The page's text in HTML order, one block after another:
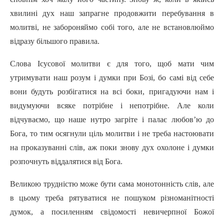
хвилині дух наш запрагне продовжити перебування в
молитві, не забороняймо собі того, але не встановлюймо
відразу більшого правила.
Слова Ісусової молитви є для того, щоб мати чим
утримувати наш розум i думки при Бозі, бо самі від себе
вони будуть розбігатися на всі боки, пригадуючи нам i
видумуючи всяке потрібне i непотрібне. Але коли
відчуваємо, що наше нутро загріте i палає любов’ю до
Бога, то тим осягнули ціль молитви i не треба настоювати
на проказуванні слів, аж поки знову дух охолоне i думки
розпочнуть віддалятися від Бога.
Великою трудністю може бути сама монотонність слів, але
в цьому треба рятуватися не пошуком різноманітності
думок, а посиленням свідомості невичерпної Божої